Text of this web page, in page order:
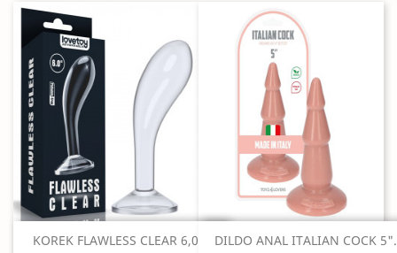
Szybki podgląd
KOREK FLAWLESS CLEAR 6,0"... Szybki podgląd
DILDO ANAL ITALIAN COCK